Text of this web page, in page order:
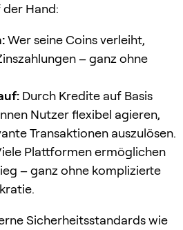
der Hand:
Wer seine Coins verleiht,
– ganz ohne
Durch Kredite auf Basis
Nutzer flexibel agieren,
Transaktionen auszulösen.
Plattformen ermöglichen
– ganz ohne komplizierte
Sicherheitsstandards wie